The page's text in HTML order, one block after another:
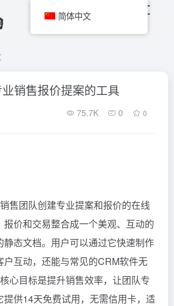
销售报价提案的工具
75.7K 0 0
售团队创建专业提案和报价的在线
价和交易整合成一个美观、互动的
静态文档。用户可以通过它快速制作
户互动，还能与常见的CRM软件无
心目标是提升销售效率，让团队专
提供14天免费试用，无需信用卡，适
简体中文